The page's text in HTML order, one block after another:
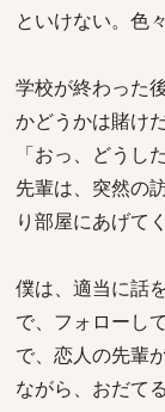
といけない。色
学校が終わった
かどうかは賭け
「おっ、どうし
先輩は、突然の
り部屋にあげて
僕は、適当に話
で、フォローし
で、恋人の先輩
ながら、おだて